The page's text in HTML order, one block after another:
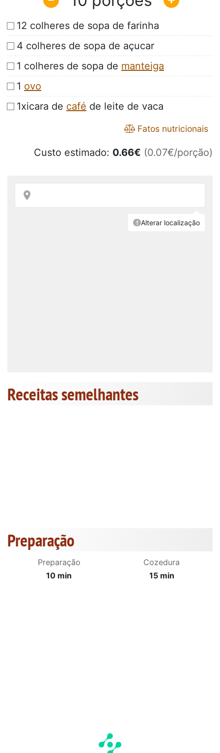
12 colheres de sopa de farinha
4 colheres de sopa de açucar
1 colheres de sopa de manteiga
1 ovo
1xicara de café de leite de vaca
Fatos nutricionais
Custo estimado: 0.66€ (0.07€/porção)
Receitas semelhantes
Preparação
Preparação
10 min
Cozedura
15 min